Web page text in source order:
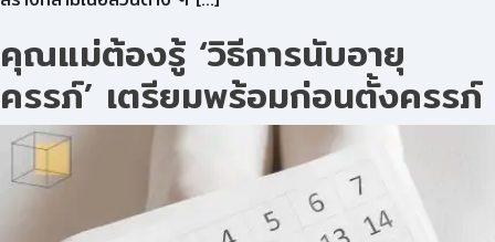
คุณแม่ต้องรู้ ‘วิธีการนับอายุ
ครรภ์’ เตรียมพร้อมก่อนตั้งครรภ์